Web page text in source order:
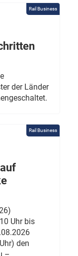
Rail Business
der Länder
Rail Business
Uhr bis
den